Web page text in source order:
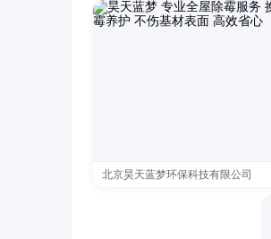
北京昊天蓝梦环保科技有限公司